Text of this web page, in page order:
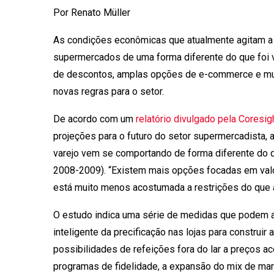
Por Renato Müller
As condições econômicas que atualmente agitam
supermercados de uma forma diferente do que
de descontos, amplas opções de e-commerce e
novas regras para o setor.
De acordo com um relatório divulgado pela
projeções para o futuro do setor supermercadista,
varejo vem se comportando de forma diferente
2008-2009). “Existem mais opções focadas em
está muito menos acostumada a restrições do
O estudo indica uma série de medidas que
inteligente da precificação nas lojas para construir
possibilidades de refeições fora do lar a preços
programas de fidelidade, a expansão do mix de